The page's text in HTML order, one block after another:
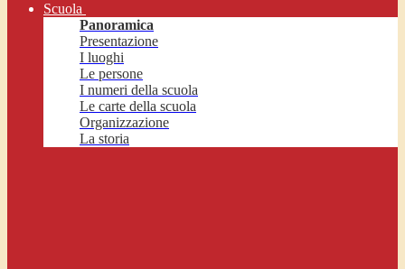
Scuola
Panoramica
Presentazione
I luoghi
Le persone
I numeri della scuola
Le carte della scuola
Organizzazione
La storia